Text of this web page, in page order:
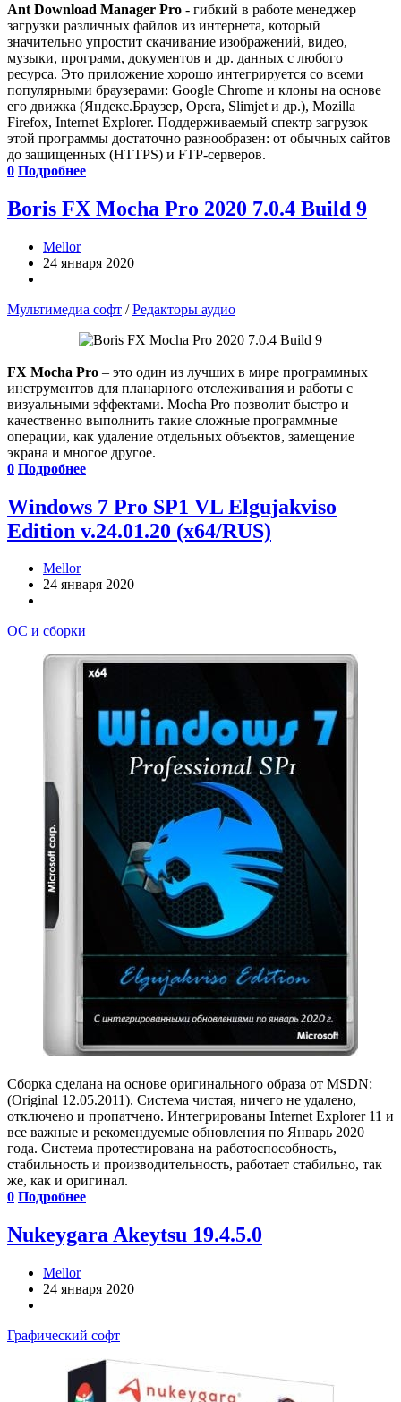
Ant Download Manager Pro - гибкий в работе менеджер
загрузки различных файлов из интернета, который
значительно упростит скачивание изображений, видео,
музыки, программ, документов и др. данных с любого
ресурса. Это приложение хорошо интегрируется со всеми
популярными браузерами: Google Chrome и клоны на основе
его движка (Яндекс.Браузер, Opera, Slimjet и др.), Mozilla
Firefox, Internet Explorer. Поддерживаемый спектр загрузок
этой программы достаточно разнообразен: от обычных сайтов
до защищенных (HTTPS) и FTP-серверов.
0 Подробнее
Boris FX Mocha Pro 2020 7.0.4 Build 9
Mellor
24 января 2020
Мультимедиа софт /Редакторы аудио
FX Mocha Pro – это один из лучших в мире программных
инструментов для планарного отслеживания и работы с
визуальными эффектами. Mocha Pro позволит быстро и
качественно выполнить такие сложные программные
операции, как удаление отдельных объектов, замещение
экрана и многое другое.
0 Подробнее
Windows 7 Pro SP1 VL Elgujakviso
Edition v.24.01.20 (x64/RUS)
Mellor
24 января 2020
ОС и сборки
Сборка сделана на основе оригинального образа от MSDN:
(Original 12.05.2011). Система чистая, ничего не удалено,
отключено и пропатчено. Интегрированы Internet Explorer 11 и
все важные и рекомендуемые обновления по Январь 2020
года. Система протестирована на работоспособность,
стабильность и производительность, работает стабильно, так
же, как и оригинал.
0 Подробнее
Nukeygara Akeytsu 19.4.5.0
Mellor
24 января 2020
Графический софт